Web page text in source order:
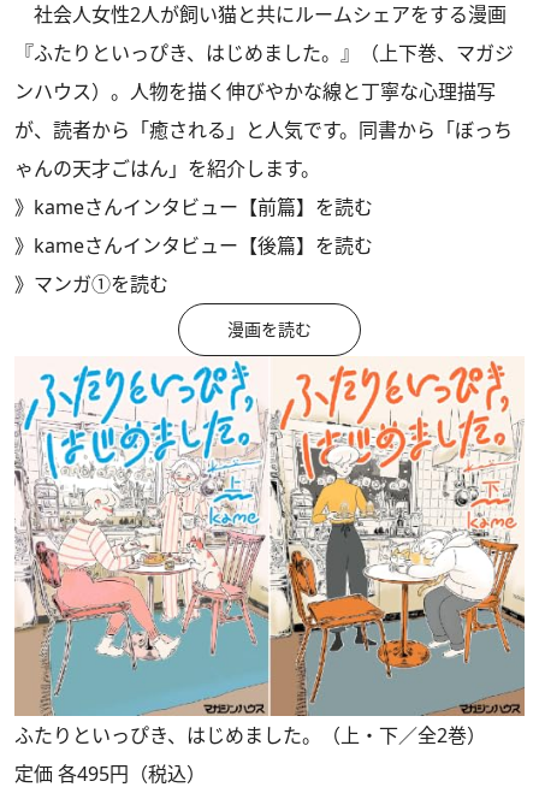
社会人女性2人が飼い猫と共にルームシェアをする漫画
『ふたりといっぴき、はじめました。』
（上下巻、マガジ
ンハウス）。人物を描く伸びやかな線と丁寧な心理描写
が、読者から「癒される」と人気です。同書から「ぼっち
ゃんの天才ごはん」を紹介します。
》 kameさんインタビュー【前篇】を読む
》 kameさんインタビュー【後篇】を読む
​》 マンガ①を読む
漫画を読む
ふたりといっぴき、はじめました。（上・下／全2巻）
定価 各495円（税込）